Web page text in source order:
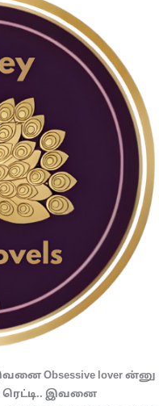
Obsessive lover ன்னு
இவனை